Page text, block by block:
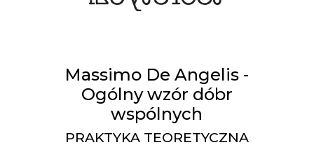
Massimo De Angelis -
Ogólny wzór dóbr
wspólnych
PRAKTYKA TEORETYCZNA